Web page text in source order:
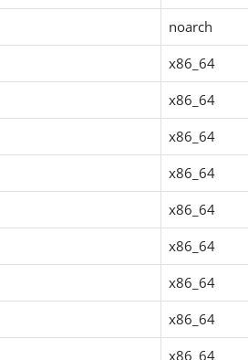
noarch
x86_64
x86_64
x86_64
x86_64
x86_64
x86_64
x86_64
x86_64
x86_64